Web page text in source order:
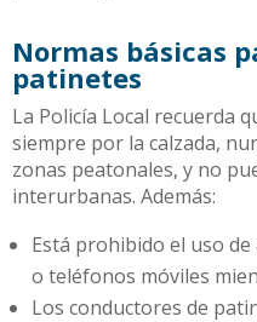
Normas básicas
patinetes
La Policía Local recuerda
siempre por la calzada,
zonas peatonales, y no
interurbanas. Además:
Está prohibido el uso de
o teléfonos móviles
Los conductores de